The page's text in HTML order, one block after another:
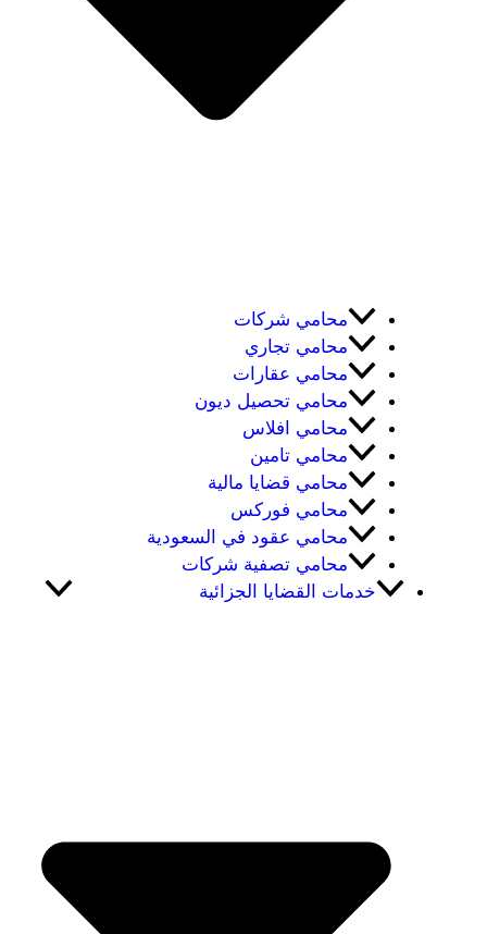
محامي شركات
محامي تجاري
محامي عقارات
محامي تحصيل ديون
محامي افلاس
محامي تامين
محامي قضايا مالية
محامي فوركس
محامي عقود في السعودية
محامي تصفية شركات
خدمات القضايا الجزائية